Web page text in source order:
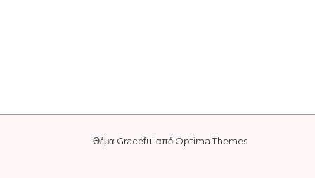
Θέμα Graceful από Optima Themes